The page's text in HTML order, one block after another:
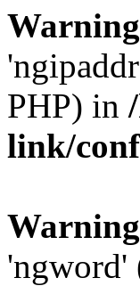
Warning
PHP) in
link/
Warning
'ngword'